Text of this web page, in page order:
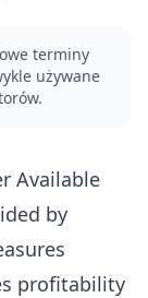
terminy
używane
Available
by
profitability